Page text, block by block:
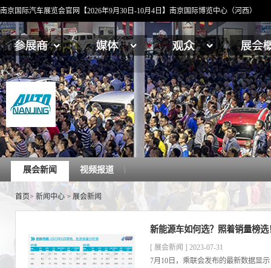
南京国际汽车展览会官网【2026年9月30日-10月4日】南京国际博览中心（河西）
展会新闻 视频报道
首页> 新闻中心 > 展会新闻
新能源车如何选？照着销量榜选
[ 展会新闻 ] 2023-07-31
7月10日，乘联会发布的最新数据显